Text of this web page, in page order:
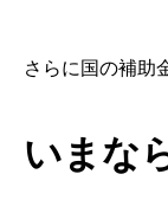
さらに国の補助
いまな